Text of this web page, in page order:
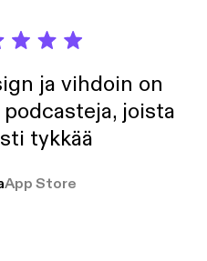
ja vihdoin on
joista
tykkää
App Store